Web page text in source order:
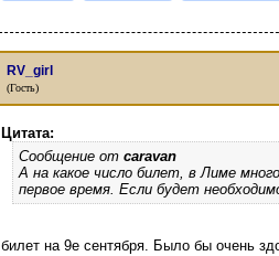
RV_girl
(Гость)
Цитата:
Сообщение от caravan
А на какое число билет, в Лиме
первое время. Если будет
билет на 9е сентября. Было бы очень